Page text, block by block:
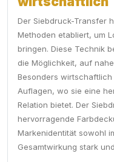
Der Siebdruck-Transfer
Methoden etabliert, um
bringen. Diese Technik
die Möglichkeit, auf
Besonders
Auflagen, wo sie eine
Relation bietet. Der
hervorragende
Markenidentität sowohl
Gesamtwirkung stark